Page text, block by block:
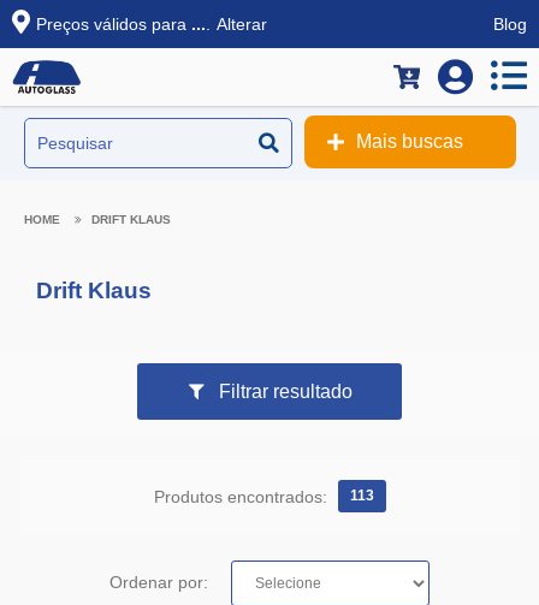
Preços válidos para ... Alterar Blog
Mais buscas
DRIFT KLAUS
Drift Klaus
Filtrar resultado
Produtos encontrados: 113
Ordenar por: